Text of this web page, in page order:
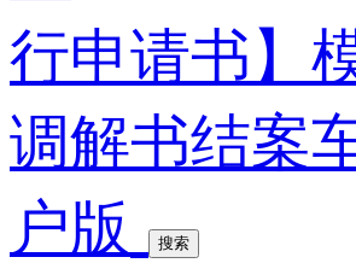
行申请书】
调解书结案
户版
搜索